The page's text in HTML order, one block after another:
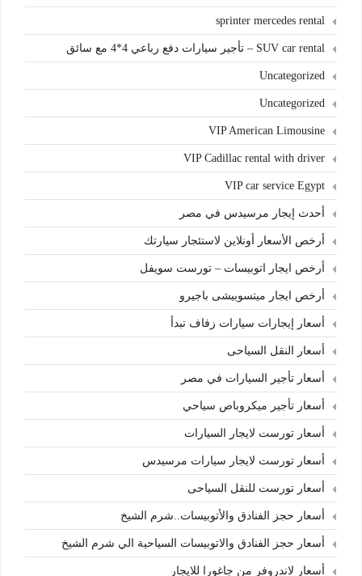
sprinter mercedes rental
SUV car rental – تأجير سيارات دفع رباعي 4*4 مع سائق
Uncategorized
Uncategorized
VIP American Limousine
VIP Cadillac rental with driver
VIP car service Egypt
أحدث إيجار مرسيدس في مصر
أرخص الأسعار أونلاين لاستئجار سيارتك
أرخص ايجار اتوبيسات – تورست سويفل
أرخص ايجار ميتسوبيشى باجيرو
أسعار إيجارات سيارات زفاف تبدأ
أسعار النقل السياحى
أسعار تأجير السيارات في مصر
أسعار تأجير ميكروباص سياحي
أسعار تورست لايجار السيارات
أسعار تورست لايجار سيارات مرسيدس
أسعار تورست للنقل السياحى
أسعار حجز الفنادق والأتوبيسات..شرم الشيخ
أسعار حجز الفنادق والاتوبيسات السياحية الي شرم الشيخ
أسعار لاندروفر من جاغورا للايجار